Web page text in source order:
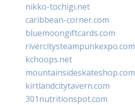
nikko-tochigi.net
caribbean-corner.com
bluemoongiftcards.com
rivercitysteampunkexpo.com
kchoops.net
mountainsideskateshop.com
kirtlandcitytavern.com
301nutritionspot.com